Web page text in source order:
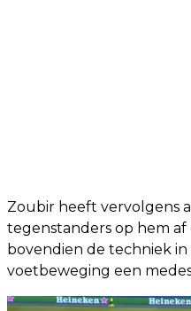
Zoubir heeft vervolgens
tegenstanders op hem
bovendien de techniek
voetbeweging een